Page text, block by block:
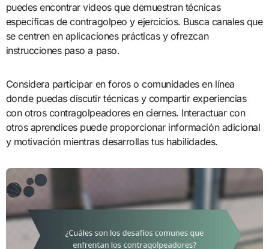
puedes encontrar videos que demuestran técnicas
específicas de contragolpeo y ejercicios. Busca canales que
se centren en aplicaciones prácticas y ofrezcan
instrucciones paso a paso.
Considera participar en foros o comunidades en línea
donde puedas discutir técnicas y compartir experiencias
con otros contragolpeadores en ciernes. Interactuar con
otros aprendices puede proporcionar información adicional
y motivación mientras desarrollas tus habilidades.